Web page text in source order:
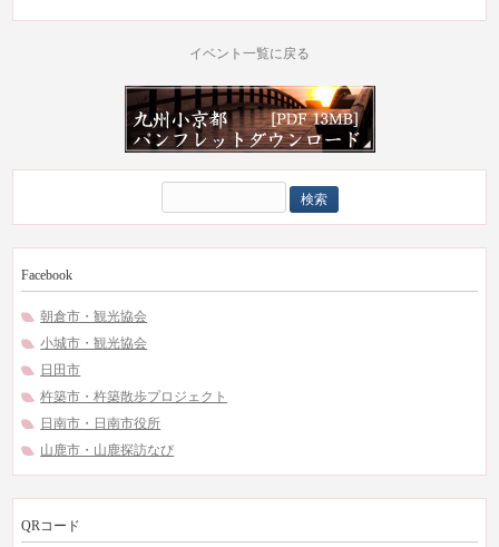
イベント一覧に戻る
索:
Facebook
朝倉市・観光協会
小城市・観光協会
日田市
杵築市・杵築散歩プロジェクト
日南市・日南市役所
山鹿市・山鹿探訪なび
QRコード